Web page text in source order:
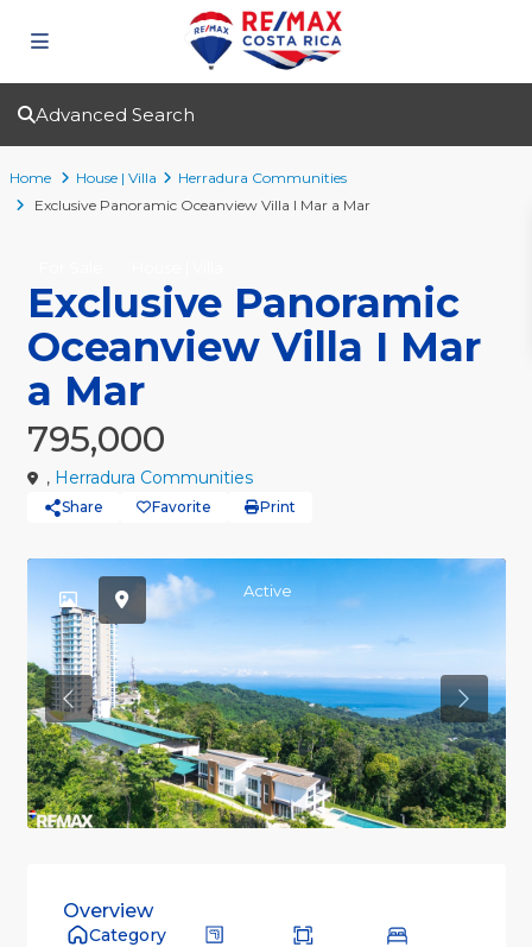
Advanced Search
Home House | Villa
Herradura Communities
Exclusive Panoramic Oceanview Villa I Mar a Mar
Exclusive Panoramic
Oceanview Villa I Mar
a Mar
795,000
, Herradura Communities
Share Favorite Print
Active
Previous
Overview
Category